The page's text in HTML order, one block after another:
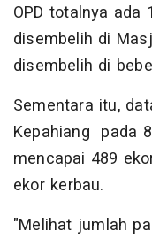
OPD totalnya
disembelih di
disembelih di
Sementara itu,
Kepahiang pada
mencapai 489
ekor kerbau.
"Melihat jumlah